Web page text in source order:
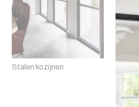
Stalen kozijnen